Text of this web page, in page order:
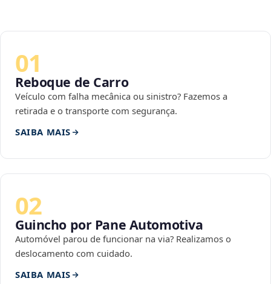
01
Reboque de Carro
Veículo com falha mecânica ou sinistro? Fazemos a
retirada e o transporte com segurança.
SAIBA MAIS
02
Guincho por Pane Automotiva
Automóvel parou de funcionar na via? Realizamos o
deslocamento com cuidado.
SAIBA MAIS